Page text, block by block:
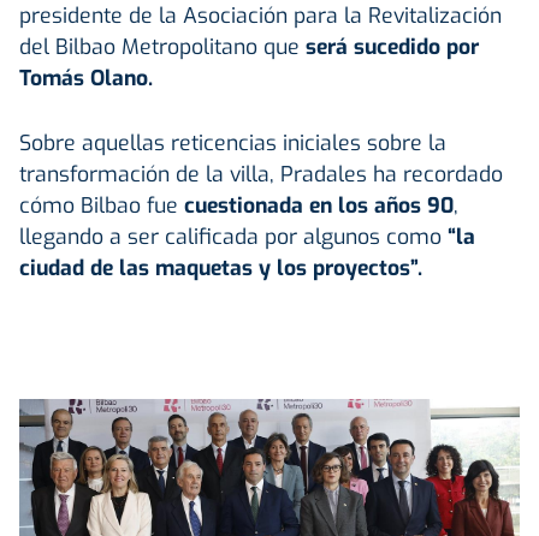
presidente de la Asociación para la Revitalización
del Bilbao Metropolitano que será sucedido por
Tomás Olano.
Sobre aquellas reticencias iniciales sobre la
transformación de la villa, Pradales ha recordado
cómo Bilbao fue cuestionada en los años 90,
llegando a ser calificada por algunos como “la
ciudad de las maquetas y los proyectos”.